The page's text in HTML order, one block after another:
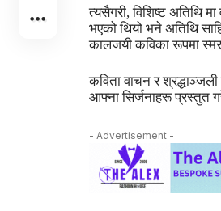
त्यसैगरी, विशिष्ट अतिथि
भएको थियो भने अतिथि
कालजयी कविका रूपमा
कविता वाचन र
आफ्ना सिर्जनाहरू प्रस्तुत
- Advertisement -